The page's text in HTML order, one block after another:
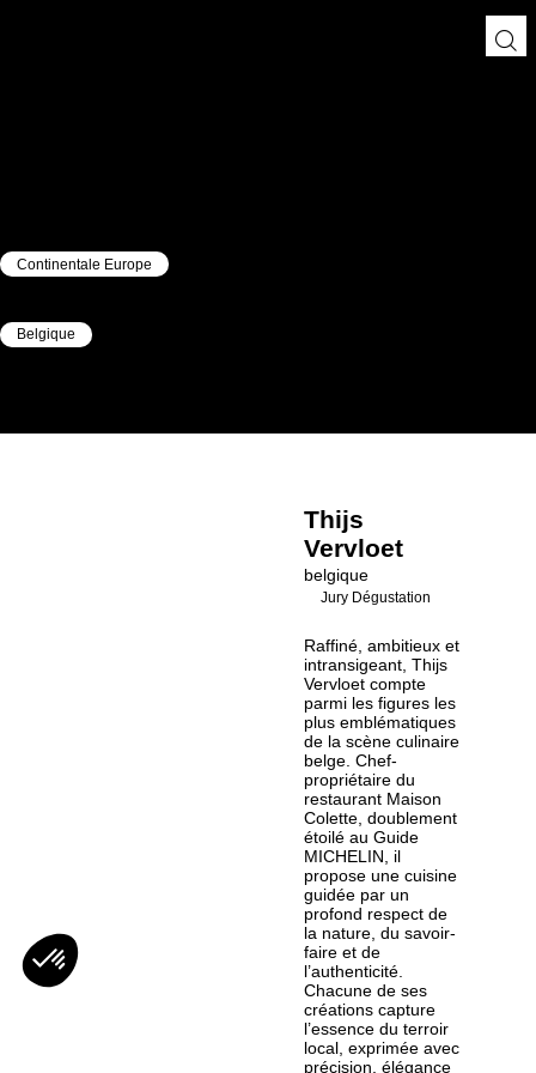
Continentale Europe
Belgique
Thijs
Vervloet
belgique
Jury Dégustation
Raffiné, ambitieux et
intransigeant, Thijs
Vervloet compte
parmi les figures les
plus emblématiques
de la scène culinaire
belge. Chef-
propriétaire du
restaurant Maison
Colette, doublement
étoilé au Guide
MICHELIN, il
propose une cuisine
guidée par un
profond respect de
la nature, du savoir-
faire et de
l’authenticité.
Chacune de ses
créations capture
l’essence du terroir
local, exprimée avec
précision, élégance